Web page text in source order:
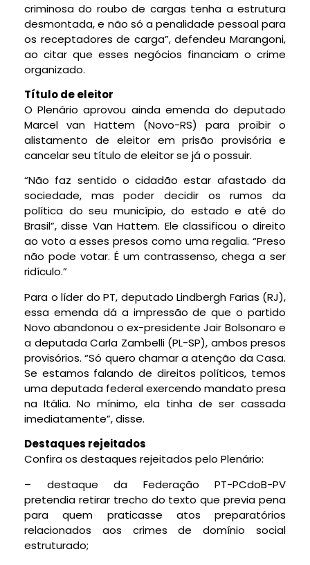
criminosa do roubo de cargas tenha a estrutura
desmontada, e não só a penalidade pessoal para
os receptadores de carga”, defendeu Marangoni,
ao citar que esses negócios financiam o crime
organizado.
Título de eleitor
O Plenário aprovou ainda emenda do deputado
Marcel van Hattem (Novo-RS) para proibir o
alistamento de eleitor em prisão provisória e
cancelar seu título de eleitor se já o possuir.
“Não faz sentido o cidadão estar afastado da
sociedade, mas poder decidir os rumos da
política do seu município, do estado e até do
Brasil”, disse Van Hattem. Ele classificou o direito
ao voto a esses presos como uma regalia. “Preso
não pode votar. É um contrassenso, chega a ser
ridículo.”
Para o líder do PT, deputado Lindbergh Farias (RJ),
essa emenda dá a impressão de que o partido
Novo abandonou o ex-presidente Jair Bolsonaro e
a deputada Carla Zambelli (PL-SP), ambos presos
provisórios. “Só quero chamar a atenção da Casa.
Se estamos falando de direitos políticos, temos
uma deputada federal exercendo mandato presa
na Itália. No mínimo, ela tinha de ser cassada
imediatamente”, disse.
Destaques rejeitados
Confira os destaques rejeitados pelo Plenário:
– destaque da Federação PT-PCdoB-PV
pretendia retirar trecho do texto que previa pena
para quem praticasse atos preparatórios
relacionados aos crimes de domínio social
estruturado;